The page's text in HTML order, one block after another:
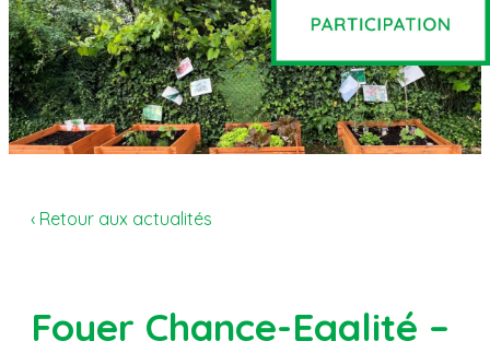
‹ Retour aux actualités
Foyer Chance-Egalité –